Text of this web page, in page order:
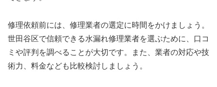
修理依頼前には、修理業者の選定に時間をかけましょう。
世田谷区で信頼できる水漏れ修理業者を選ぶために、口コ
ミや評判を調べることが大切です。また、業者の対応や技
術力、料金なども比較検討しましょう。